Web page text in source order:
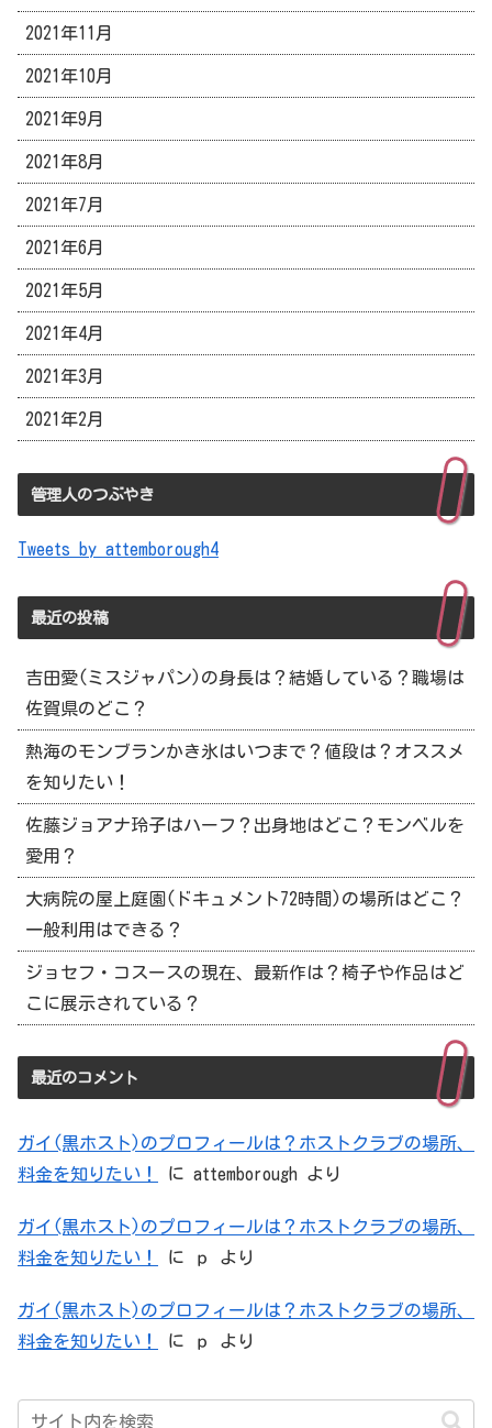
2021年11月
2021年10月
2021年9月
2021年8月
2021年7月
2021年6月
2021年5月
2021年4月
2021年3月
2021年2月
管理人のつぶやき
Tweets by attemborough4
最近の投稿
吉田愛(ミスジャパン)の身長は？結婚している？職場は
佐賀県のどこ？
熱海のモンブランかき氷はいつまで？値段は？オススメ
を知りたい！
佐藤ジョアナ玲子はハーフ？出身地はどこ？モンベルを
愛用？
大病院の屋上庭園(ドキュメント72時間)の場所はどこ？
一般利用はできる？
ジョセフ・コスースの現在、最新作は？椅子や作品はど
こに展示されている？
最近のコメント
ガイ(黒ホスト)のプロフィールは？ホストクラブの場所、
料金を知りたい！
に attemborough より
ガイ(黒ホスト)のプロフィールは？ホストクラブの場所、
料金を知りたい！
に ｐ より
ガイ(黒ホスト)のプロフィールは？ホストクラブの場所、
料金を知りたい！
に ｐ より